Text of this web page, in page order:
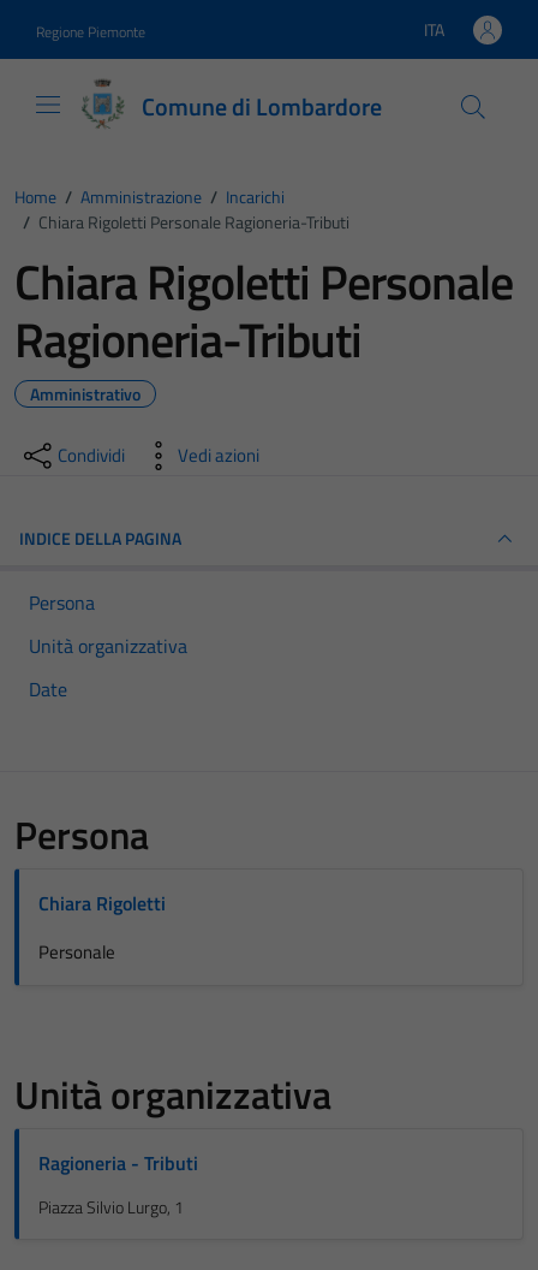
Regione Piemonte Lingua attiva:
ITA
Comune di Lombardore
Home / Amministrazione / Incarichi
/ Chiara Rigoletti Personale Ragioneria-Tributi
Chiara Rigoletti Personale
Ragioneria-Tributi
Amministrativo
Condividi Vedi azioni
INDICE DELLA PAGINA
Persona
Unità organizzativa
Date
Persona
Chiara Rigoletti
Personale
Unità organizzativa
Ragioneria - Tributi
Piazza Silvio Lurgo, 1